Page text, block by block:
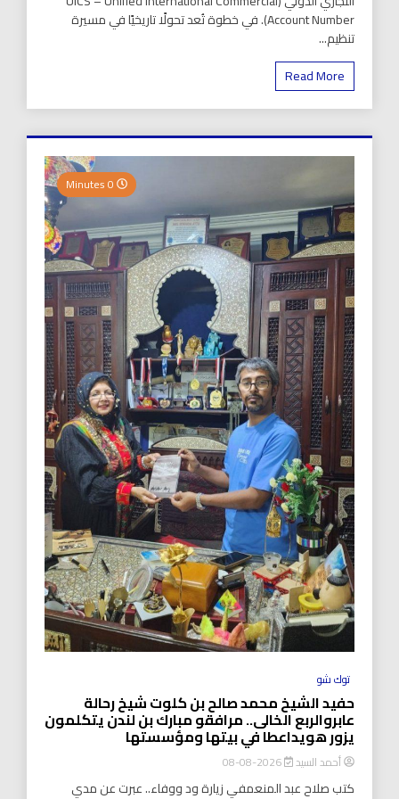
Account Number). في خطوة تُعد تحولًا تاريخيًا في مسيرة
تنظيم...
Read More
توك شو
حفيد الشيخ محمد صالح بن كلوت شيخ رحالة
عابروالربع الخالى.. مرافقو مبارك بن لندن يتكلمون
يزور هويداعطا في بيتها ومؤسستها
أحمد السيد 2026-08-08
كتب صلاح عبد المنعمفي زيارة ود ووفاء.. عبرت عن مدي